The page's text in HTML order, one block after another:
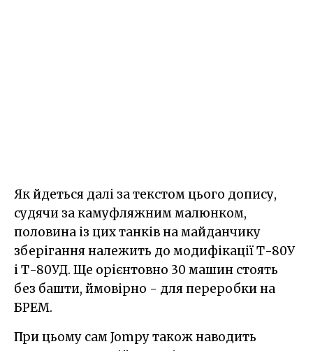
Як йдеться далі за текстом цього допису,
судячи за камуфляжним малюнком,
половина із цих танків на майданчику
зберігання належить до модифікації Т-80У
і Т-80УД. Ще орієнтовно 30 машин стоять
без башти, ймовірно - для переробки на
БРЕМ.
При цьому сам Jompy також наводить